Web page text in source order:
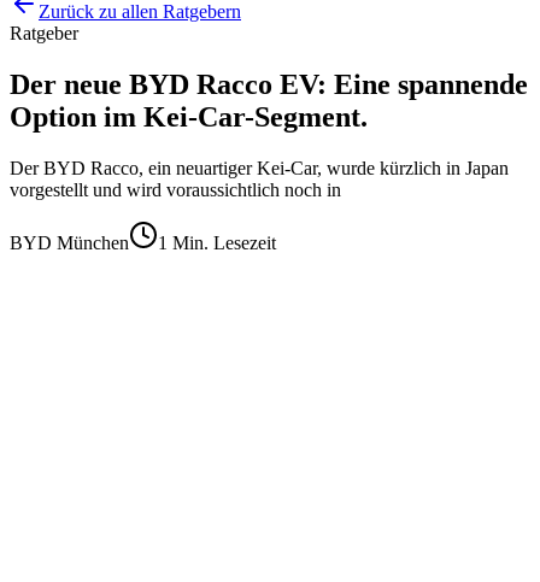
Zurück zu allen Ratgebern
Ratgeber
Der neue BYD Racco EV: Eine spannende
Option im Kei-Car-Segment.
Der BYD Racco, ein neuartiger Kei-Car, wurde kürzlich in Japan
vorgestellt und wird voraussichtlich noch in
BYD München 1 Min. Lesezeit